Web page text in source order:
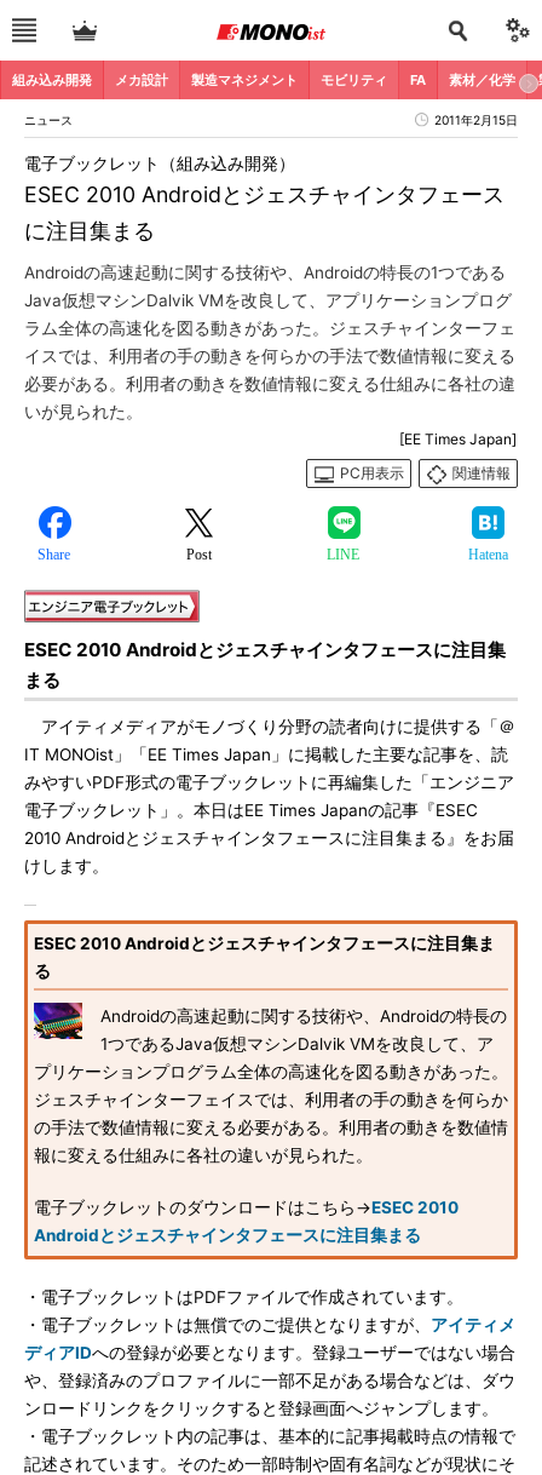
組み込み開発 メカ設計 製造マネジメント モビリティ FA 素材／化学
ニュース 2011年2月15日
ESEC 2010 Androidとジェスチャインタフェース
に注目集まる
電子ブックレット（組み込み開発）
Androidの高速起動に関する技術や、Androidの特長の1つである
Java仮想マシンDalvik VMを改良して、アプリケーションプログ
ラム全体の高速化を図る動きがあった。ジェスチャインターフェ
イスでは、利用者の手の動きを何らかの手法で数値情報に変える
必要がある。利用者の動きを数値情報に変える仕組みに各社の違
いが見られた。
[EE Times Japan]
PC用表示
関連情報
Share Post LINE Hatena
ESEC 2010 Androidとジェスチャインタフェースに注目集
まる
アイティメディアがモノづくり分野の読者向けに提供する「＠
IT MONOist」「EE Times Japan」に掲載した主要な記事を、読
みやすいPDF形式の電子ブックレットに再編集した「エンジニア
電子ブックレット」。本日はEE Times Japanの記事『ESEC
2010 Androidとジェスチャインタフェースに注目集まる』をお届
けします。
ESEC 2010 Androidとジェスチャインタフェースに注目集ま
る
Androidの高速起動に関する技術や、Androidの特長の
1つであるJava仮想マシンDalvik VMを改良して、ア
プリケーションプログラム全体の高速化を図る動きがあった。
ジェスチャインターフェイスでは、利用者の手の動きを何らか
の手法で数値情報に変える必要がある。利用者の動きを数値情
報に変える仕組みに各社の違いが見られた。
電子ブックレットのダウンロードはこちら→ESEC 2010
Androidとジェスチャインタフェースに注目集まる
・電子ブックレットはPDFファイルで作成されています。
・電子ブックレットは無償でのご提供となりますが、 アイティメ
ディアIDへの登録が必要となります。登録ユーザーではない場合
や、登録済みのプロファイルに一部不足がある場合などは、ダウ
ンロードリンクをクリックすると登録画面へジャンプします。
・電子ブックレット内の記事は、基本的に記事掲載時点の情報で
記述されています。そのため一部時制や固有名詞などが現状にそ